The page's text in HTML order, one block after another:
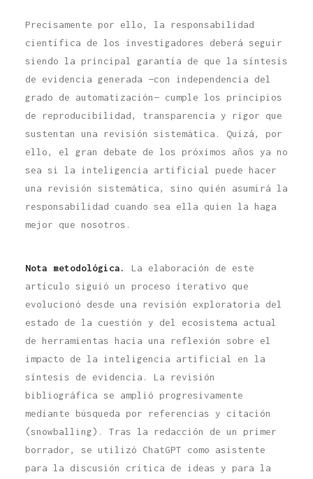
Precisamente por ello, la responsabilidad
científica de los investigadores deberá seguir
siendo la principal garantía de que la síntesis
de evidencia generada —con independencia del
grado de automatización— cumple los principios
de reproducibilidad, transparencia y rigor que
sustentan una revisión sistemática. Quizá, por
ello, el gran debate de los próximos años ya no
sea si la inteligencia artificial puede hacer
una revisión sistemática, sino quién asumirá la
responsabilidad cuando sea ella quien la haga
mejor que nosotros.
Nota metodológica.
La elaboración de este
artículo siguió un proceso iterativo que
evolucionó desde una revisión exploratoria del
estado de la cuestión y del ecosistema actual
de herramientas hacia una reflexión sobre el
impacto de la inteligencia artificial en la
síntesis de evidencia. La revisión
bibliográfica se amplió progresivamente
mediante búsqueda por referencias y citación
(snowballing). Tras la redacción de un primer
borrador, se utilizó ChatGPT como asistente
para la discusión crítica de ideas y para la